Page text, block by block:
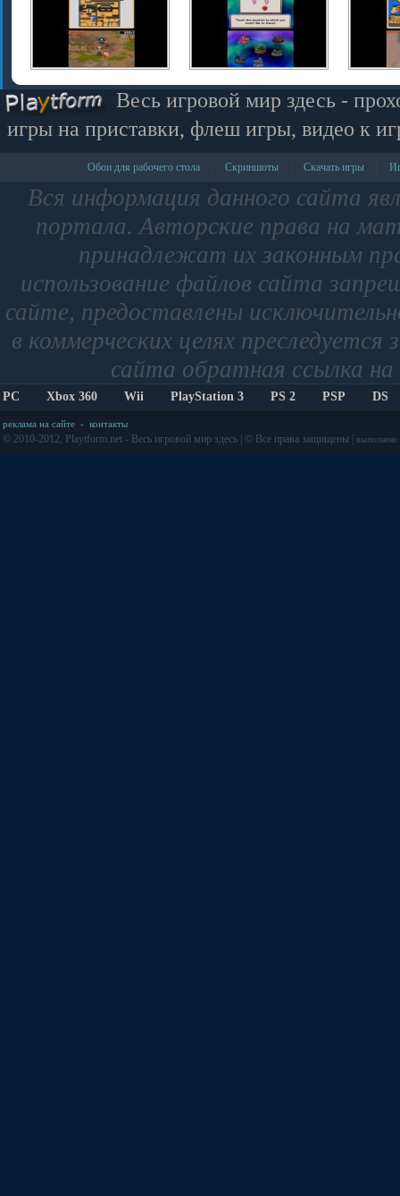
Весь игровой мир здесь -
игры на приставки, флеш игры, видео к
Обои для рабочего стола Скриншоты Скачать игры
Вся информация данного сайта
портала. Авторские права на
принадлежат их законным
использование файлов сайта
сайте, предоставлены
в коммерческих целях
сайта обратная ссылка
PC Xbox 360 Wii PlayStation 3 PS 2 PSP DS
реклама на сайте - контакты
© 2010-2012, Playtform.net - Весь игровой мир здесь | © Все права защищены | выполнено